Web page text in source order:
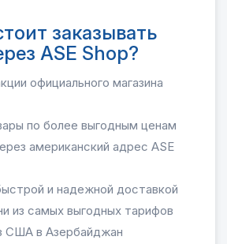
заказывать
ASE Shop?
официального магазина
по более выгодным ценам
американский адрес ASE
и надежной доставкой
из самых выгодных тарифов
США в Азербайджан